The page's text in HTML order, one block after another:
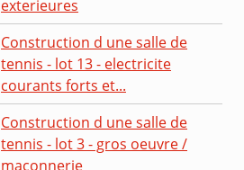
exterieures
Construction d une salle de
tennis - lot 13 - electricite
courants forts et...
Construction d une salle de
tennis - lot 3 - gros oeuvre /
maconnerie